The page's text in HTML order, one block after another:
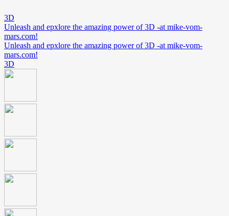
3D
Unleash and epxlore the amazing power of 3D -at mike-vom-
mars.com!
Unleash and epxlore the amazing power of 3D -at mike-vom-
mars.com!
3D